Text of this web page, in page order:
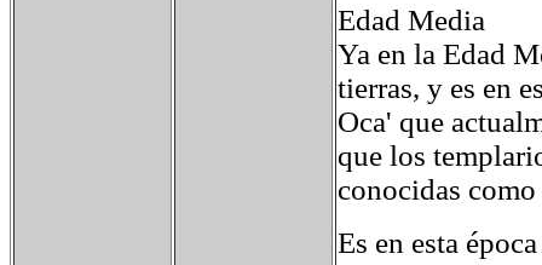
Edad Media
Ya en la Edad
tierras, y es en
Oca' que
que los
conocidas
Es en esta